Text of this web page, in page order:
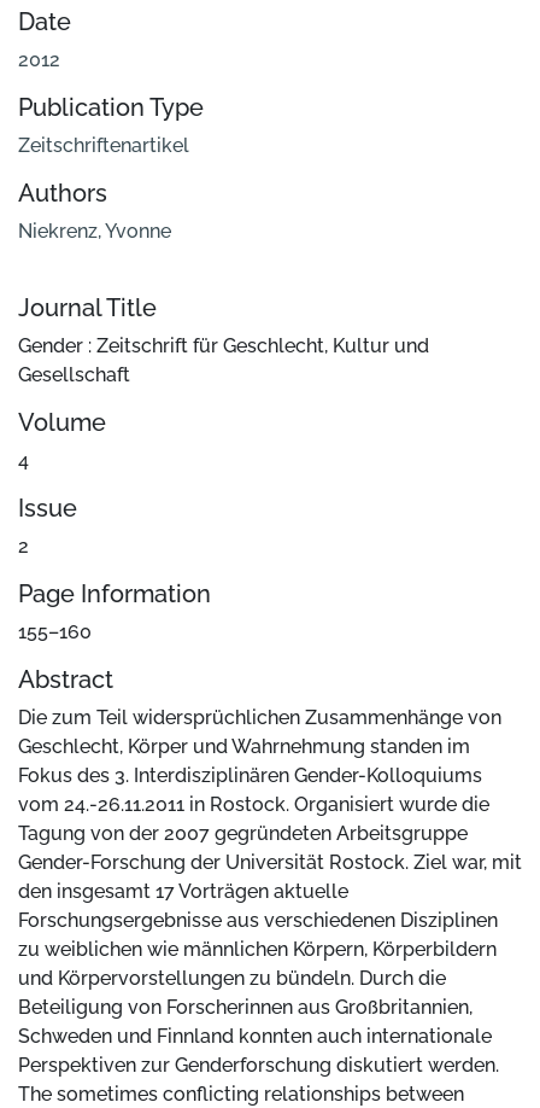
Date
2012
Publication Type
Zeitschriftenartikel
Authors
Niekrenz, Yvonne
Journal Title
Gender : Zeitschrift für Geschlecht, Kultur und
Gesellschaft
Volume
4
Issue
2
Page Information
155–160
Abstract
Die zum Teil widersprüchlichen Zusammenhänge von
Geschlecht, Körper und Wahrnehmung standen im
Fokus des 3. Interdisziplinären Gender-Kolloquiums
vom 24.-26.11.2011 in Rostock. Organisiert wurde die
Tagung von der 2007 gegründeten Arbeitsgruppe
Gender-Forschung der Universität Rostock. Ziel war, mit
den insgesamt 17 Vorträgen aktuelle
Forschungsergebnisse aus verschiedenen Disziplinen
zu weiblichen wie männlichen Körpern, Körperbildern
und Körpervorstellungen zu bündeln. Durch die
Beteiligung von Forscherinnen aus Großbritannien,
Schweden und Finnland konnten auch internationale
Perspektiven zur Genderforschung diskutiert werden.
The sometimes conflicting relationships between